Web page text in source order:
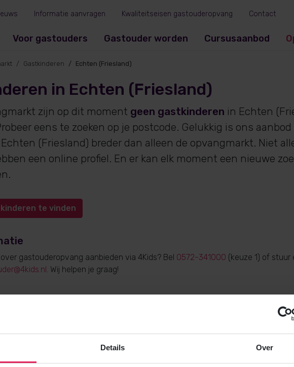
Details Over
Voor gastouders Gastouder worden Cursusaanbod
Informatie aanvragen Kwaliteitseisen gastouderopvang Contact
Gastkinderen Echten (Friesland)
in Echten (Friesland)
zijn op dit moment geen gastkinderen in Echten
eens te zoeken op je postcode. Gelukkig is ons aanbod
(Friesland) breder dan alleen de opvangmarkt. Niet
een online profiel. En er kan elk moment een nieuwe
te vinden
gastouderopvang aanbieden via 4Kids? Bel 0572-341000 (keuze 1) of stuur
. Wij helpen je graag!